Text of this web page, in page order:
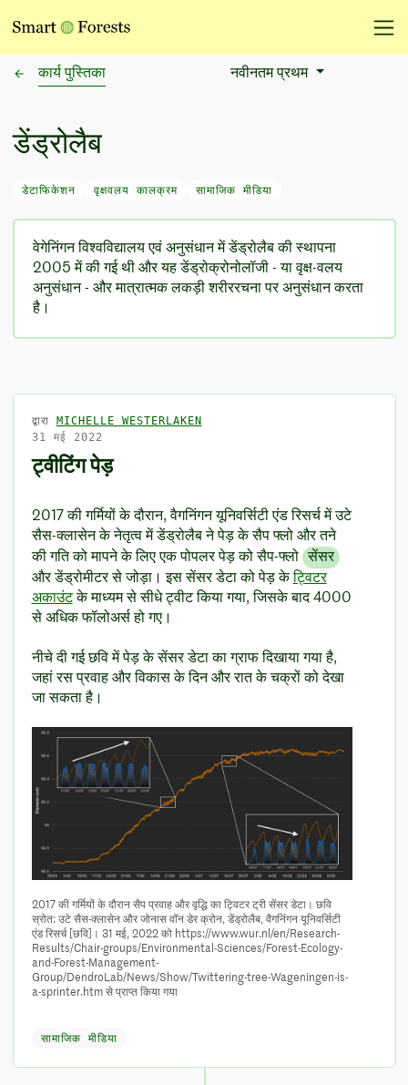
कार्य पुस्तिका नवीनतम प्रथम
डेंड्रोलैब
डेटाफिकेशन वृक्षवलय कालक्रम सामाजिक मीडिया
वेगेनिंगन विश्वविद्यालय एवं अनुसंधान में डेंड्रोलैब की स्थापना
2005 में की गई थी और यह डेंड्रोक्रोनोलॉजी - या वृक्ष-वलय
अनुसंधान - और मात्रात्मक लकड़ी शरीररचना पर अनुसंधान करता
है।
द्वारा
MICHELLE WESTERLAKEN
31 मई 2022
ट्वीटिंग पेड़
2017 की गर्मियों के दौरान, वैगनिंगन यूनिवर्सिटी एंड रिसर्च में उटे
सैस-क्लासेन के नेतृत्व में डेंड्रोलैब ने पेड़ के सैप फ्लो और तने
की गति को मापने के लिए एक पोपलर पेड़ को सैप-फ्लो सेंसर
और डेंड्रोमीटर से जोड़ा। इस सेंसर डेटा को पेड़ केट्विटर
अकाउंटके माध्यम से सीधे ट्वीट किया गया, जिसके बाद 4000
से अधिक फॉलोअर्स हो गए।
नीचे दी गई छवि में पेड़ के सेंसर डेटा का ग्राफ दिखाया गया है,
जहां रस प्रवाह और विकास के दिन और रात के चक्रों को देखा
जा सकता है।
2017 की गर्मियों के दौरान सैप प्रवाह और वृद्धि का ट्विटर ट्री सेंसर डेटा। छवि
स्रोत: उटे सैस-क्लासेन और जोनास वॉन डेर क्रोन, डेंड्रोलैब, वैगनिंगन यूनिवर्सिटी
एंड रिसर्च [छवि]। 31 मई, 2022 को https://www.wur.nl/en/Research-
Results/Chair-groups/Environmental-Sciences/Forest-Ecology-
and-Forest-Management-
Group/DendroLab/News/Show/Twittering-tree-Wageningen-is-
a-sprinter.htm से प्राप्त किया गया
सामाजिक मीडिया